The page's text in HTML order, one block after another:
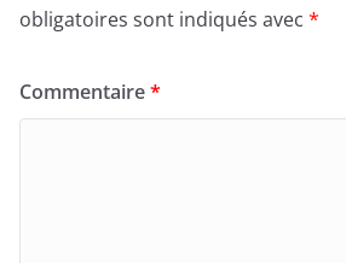
obligatoires sont indiqués avec *
Commentaire*